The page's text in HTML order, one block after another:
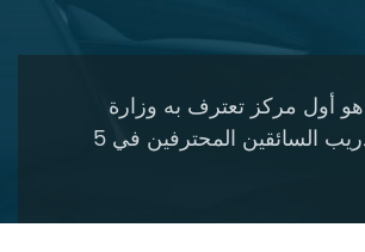
أول مركز تعترف به وزارة
التجهيز والنقل لتدريب السائقين المحترفين في 5